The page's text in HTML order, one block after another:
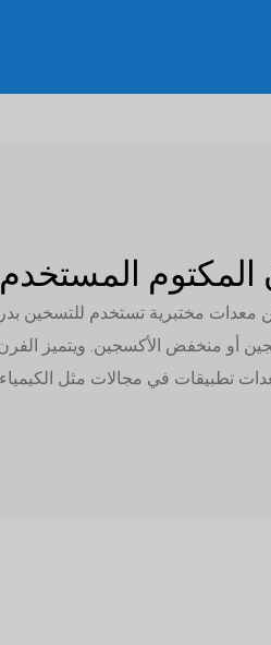
المكتوم
معدات مختبرية تستخدم للتسخين
أو منخفض الأكسجين. ويتميز
تطبيقات في مجالات مثل